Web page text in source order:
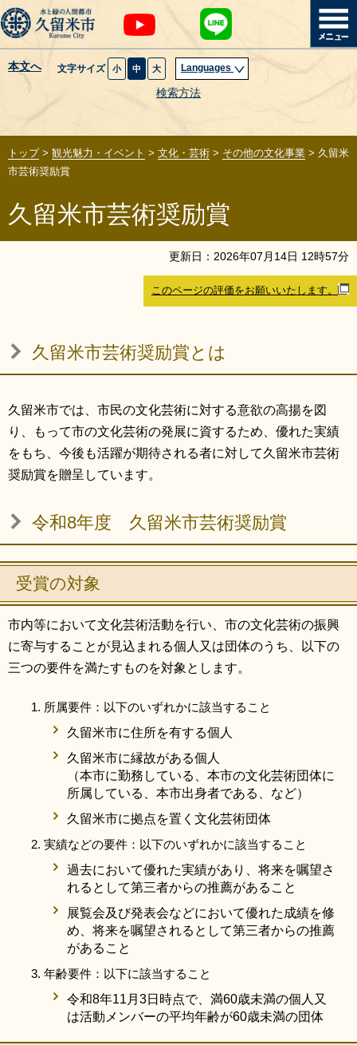
本文へ 文字サイズ 小 中 大 Languages
検索方法
暮らし・届出
健康・医療・福祉
観光魅力・イベント
サイトマップ
リンク集 利用ガイド
RSS プライバシーポリシー
トップ> 観光魅力・イベント > 文化・芸術 > その他の文化事業 > 久留米
市芸術奨励賞
久留米市芸術奨励賞
更新日： 2026年07 月 14日 12時57分
このページの評価をお願いいたします。
久留米市芸術奨励賞とは
久留米市では、市民の文化芸術に対する意欲の高揚を図
り、もって市の文化芸術の発展に資するため、優れた実績
をもち、今後も活躍が期待される者に対して久留米市芸術
奨励賞を贈呈しています。
令和8年度 久留米市芸術奨励賞
受賞の対象
市内等において文化芸術活動を行い、市の文化芸術の振興
に寄与することが見込まれる個人又は団体のうち、以下の
三つの要件を満たすものを対象とします。
所属要件：以下のいずれかに該当すること
久留米市に住所を有する個人
久留米市に縁故がある個人
（本市に勤務している、本市の文化芸術団体に
所属している、本市出身者である、など）
久留米市に拠点を置く文化芸術団体
実績などの要件：以下のいずれかに該当すること
過去において優れた実績があり、将来を嘱望さ
れるとして第三者からの推薦があること
展覧会及び発表会などにおいて優れた成績を修
め、将来を嘱望されるとして第三者からの推薦
があること
年齢要件：以下に該当すること
令和8年11月3日時点で、満60歳未満の個人又
は活動メンバーの平均年齢が60歳未満の団体